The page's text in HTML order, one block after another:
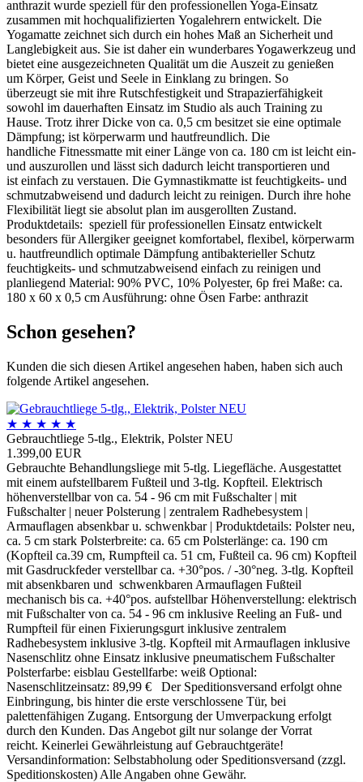
anthrazit wurde speziell für den professionellen Yoga-Einsatz
zusammen mit hochqualifizierten Yogalehrern entwickelt. Die
Yogamatte zeichnet sich durch ein hohes Maß an Sicherheit und
Langlebigkeit aus. Sie ist daher ein wunderbares Yogawerkzeug und
bietet eine ausgezeichneten Qualität um die Auszeit zu genießen
um Körper, Geist und Seele in Einklang zu bringen. So
überzeugt sie mit ihre Rutschfestigkeit und Strapazierfähigkeit
sowohl im dauerhaften Einsatz im Studio als auch Training zu
Hause. Trotz ihrer Dicke von ca. 0,5 cm besitzet sie eine optimale
Dämpfung; ist körperwarm und hautfreundlich. Die
handliche Fitnessmatte mit einer Länge von ca. 180 cm ist leicht ein-
und auszurollen und lässt sich dadurch leicht transportieren und
ist einfach zu verstauen. Die Gymnastikmatte ist feuchtigkeits- und
schmutzabweisend und dadurch leicht zu reinigen. Durch ihre hohe
Flexibilität liegt sie absolut plan im ausgerollten Zustand.
Produktdetails: speziell für professionellen Einsatz entwickelt
besonders für Allergiker geeignet komfortabel, flexibel, körperwarm
u. hautfreundlich optimale Dämpfung antibakterieller Schutz
feuchtigkeits- und schmutzabweisend einfach zu reinigen und
planliegend Material: 90% PVC, 10% Polyester, 6p frei Maße: ca.
180 x 60 x 0,5 cm Ausführung: ohne Ösen Farbe: anthrazit
Schon gesehen?
Kunden die sich diesen Artikel angesehen haben, haben sich auch
folgende Artikel angesehen.
★ ★ ★ ★ ★
Gebrauchtliege 5-tlg., Elektrik, Polster NEU
1.399,00 EUR
Gebrauchte Behandlungsliege mit 5-tlg. Liegefläche. Ausgestattet
mit einem aufstellbarem Fußteil und 3-tlg. Kopfteil. Elektrisch
höhenverstellbar von ca. 54 - 96 cm mit Fußschalter | mit
Fußschalter | neuer Polsterung | zentralem Radhebesystem |
Armauflagen absenkbar u. schwenkbar | Produktdetails: Polster neu,
ca. 5 cm stark Polsterbreite: ca. 65 cm Polsterlänge: ca. 190 cm
(Kopfteil ca.39 cm, Rumpfteil ca. 51 cm, Fußteil ca. 96 cm) Kopfteil
mit Gasdruckfeder verstellbar ca. +30°pos. / -30°neg. 3-tlg. Kopfteil
mit absenkbaren und schwenkbaren Armauflagen Fußteil
mechanisch bis ca. +40°pos. aufstellbar Höhenverstellung: elektrisch
mit Fußschalter von ca. 54 - 96 cm inklusive Reeling an Fuß- und
Rumpfteil für einen Fixierungsgurt inklusive zentralem
Radhebesystem inklusive 3-tlg. Kopfteil mit Armauflagen inklusive
Nasenschlitz ohne Einsatz inklusive pneumatischem Fußschalter
Polsterfarbe: eisblau Gestellfarbe: weiß Optional:
Nasenschlitzeinsatz: 89,99 € Der Speditionsversand erfolgt ohne
Einbringung, bis hinter die erste verschlossene Tür, bei
palettenfähigen Zugang. Entsorgung der Umverpackung erfolgt
durch den Kunden. Das Angebot gilt nur solange der Vorrat
reicht. Keinerlei Gewährleistung auf Gebrauchtgeräte!
Versandinformation: Selbstabholung oder Speditionsversand (zzgl.
Speditionskosten) Alle Angaben ohne Gewähr.